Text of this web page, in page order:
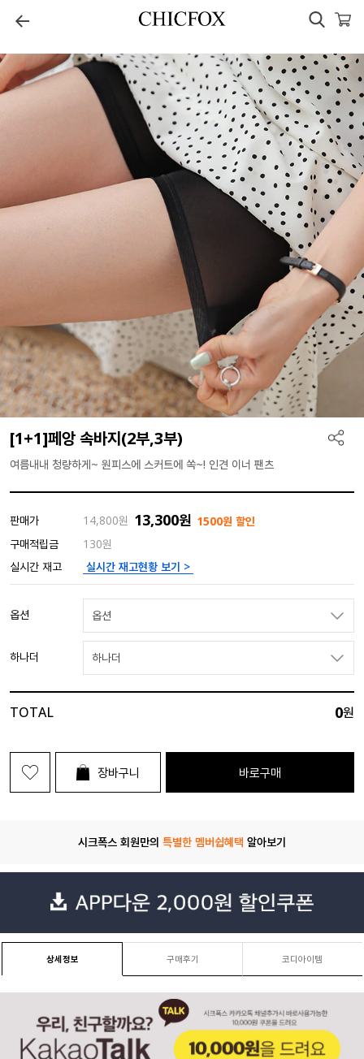
[1+1]페앙 속바지(2부,3부)
여름내내 청량하게~ 원피스에 스커트에 쏙~! 인견 이너 팬츠
판매가 14,800원 13,300원 1500원 할인
구매적립금
130원
실시간 재고
실시간 재고현황 보기 >
옵션 옵션
하나더 하나더
TOTAL 0원
장바구니 바로구매
시크폭스 회원만의 특별한 멤버쉽혜택 알아보기
상세정보 구매후기 코디아이템